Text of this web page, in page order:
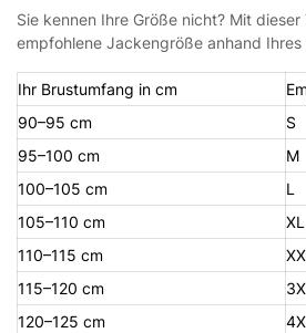
Sie kennen Ihre Größe nicht? Mit
empfohlene Jackengröße anhand
Ihr Brustumfang in cm
90–95 cm
S
95–100 cm
M
100–105 cm
L
105–110 cm
XL
110–115 cm
115–120 cm
120–125 cm